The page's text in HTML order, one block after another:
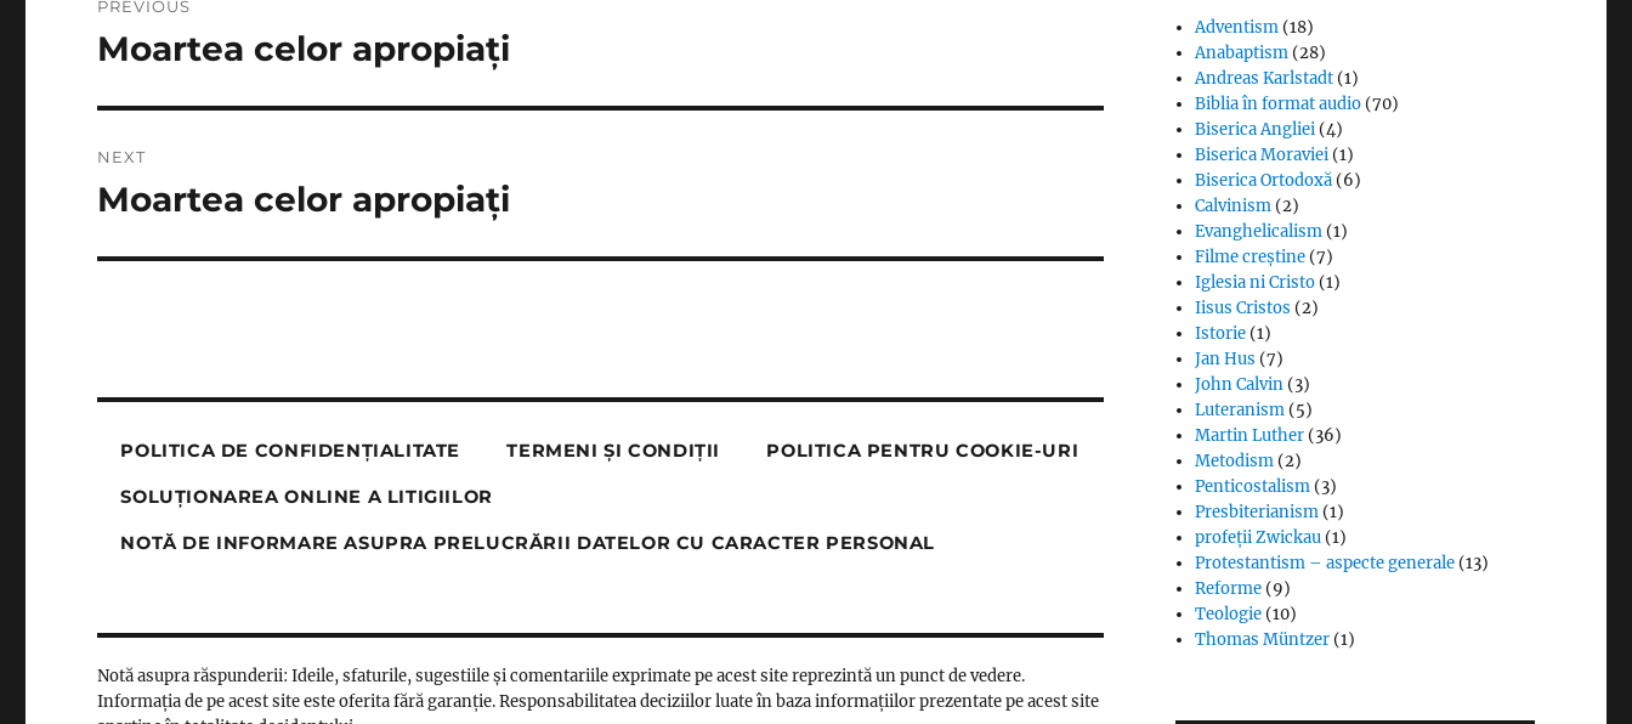
navigation
PREVIOUS
Previous
Moartea celor apropiați
NEXT
Next
Moartea celor apropiați
POLITICA DE CONFIDENȚIALITATE TERMENI ȘI CONDIȚII POLITICA PENTRU COOKIE-URI
SOLUȚIONAREA ONLINE A LITIGIILOR
NOTĂ DE INFORMARE ASUPRA PRELUCRĂRII DATELOR CU CARACTER PERSONAL
Notă asupra răspunderii: Ideile, sfaturile, sugestiile și comentariile exprimate pe acest site reprezintă un punct de vedere.
Informația de pe acest site este oferita fără garanție. Responsabilitatea deciziilor luate în baza informațiilor prezentate pe acest site
Adventism (18)
Anabaptism (28)
Andreas Karlstadt (1)
Biblia în format audio (70)
Biserica Angliei (4)
Biserica Moraviei (1)
Biserica Ortodoxă (6)
Calvinism (2)
Evanghelicalism (1)
Filme creștine (7)
Iglesia ni Cristo (1)
Iisus Cristos (2)
Istorie (1)
Jan Hus (7)
John Calvin (3)
Luteranism (5)
Martin Luther (36)
Metodism (2)
Penticostalism (3)
Presbiterianism (1)
profeții Zwickau (1)
Protestantism – aspecte generale (13)
Reforme (9)
Teologie (10)
Thomas Müntzer (1)